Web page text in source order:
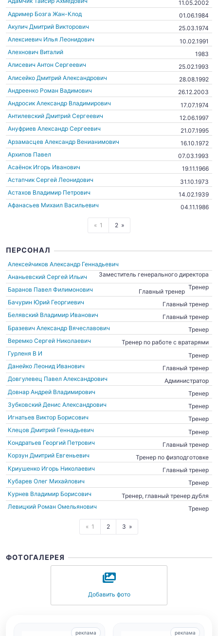
11.05.2002
Адример Бозга Жан-Клод
01.06.1984
Акулич Дмитрий Викторович
25.03.1974
Алексиевич Илья Леонидович
10.02.1991
Алехнович Виталий
1983
Алисевич Антон Сергеевич
25.02.1993
Алисейко Дмитрий Александрович
28.08.1992
Андреенко Роман Вадимович
26.12.2003
Андросик Александр Владимирович
17.07.1974
Антилевский Дмитрий Сергеевич
12.06.1997
Ануфриев Александр Сергеевич
21.07.1995
Арзамасцев Александр Венианимович
16.10.1972
Архипов Павел
07.03.1993
Асаёнок Игорь Иванович
19.11.1966
Астапчик Сергей Леонидович
31.10.1973
Астахов Владимир Петрович
14.02.1939
Афанасьев Михаил Васильевич
04.11.1986
1 2
ПЕРСОНАЛ
Алексейчиков Александр Геннадьевич
Заместитель генерального директора
Ананьевский Сергей Ильич
Тренер
Баранов Павел Филимонович
Главный тренер
Бачурин Юрий Георгиевич
Главный тренер
Белявский Владимир Иванович
Главный тренер
Бразевич Александр Вячеславович
Тренер
Веремко Сергей Николаевич
Тренер по работе с вратарями
Гурленя В И
Тренер
Данейко Леонид Иванович
Главный тренер
Довгулевец Павел Александрович
Администратор
Довнар Андрей Владимирович
Тренер
Зубковский Денис Александрович
Тренер
Игнатьев Виктор Борисович
Тренер
Клецов Дмитрий Геннадьевич
Тренер
Кондратьев Георгий Петрович
Главный тренер
Корзун Дмитрий Евгеньевич
Тренер по физподготовке
Криушенко Игорь Николаевич
Главный тренер
Кубарев Олег Михайлович
Тренер
Курнев Владимир Борисович
Тренер, главный тренер дубля
Левицкий Роман Омельянович
Тренер
1 2 3
ФОТОГАЛЕРЕЯ
Добавить фото
реклама реклама